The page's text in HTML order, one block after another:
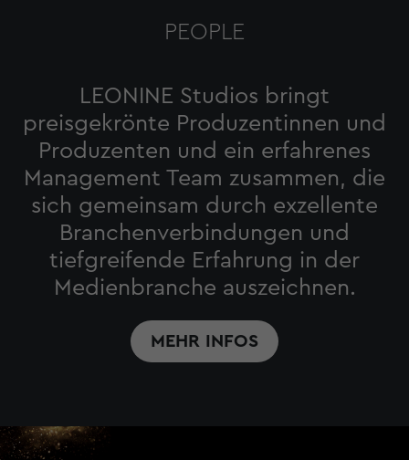
PEOPLE
LEONINE Studios bringt
preisgekrönte Produzentinnen und
Produzenten und ein erfahrenes
Management Team zusammen, die
sich gemeinsam durch exzellente
Branchenverbindungen und
tiefgreifende Erfahrung in der
Medienbranche auszeichnen.
MEHR INFOS